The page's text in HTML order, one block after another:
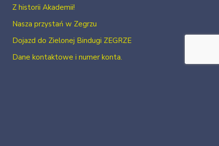
Z historii Akademii!
Nasza przystań w Zegrzu
Dojazd do Zielonej Bindugi ZEGRZE
Dane kontaktowe i numer konta.